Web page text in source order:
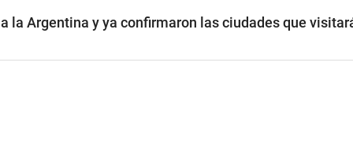
la Argentina y ya confirmaron las ciudades que